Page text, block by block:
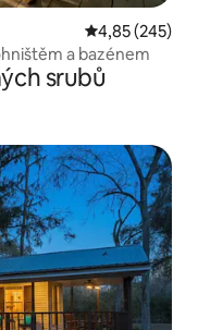
Průměrné
4,85 (245)
a bazénem
srubů